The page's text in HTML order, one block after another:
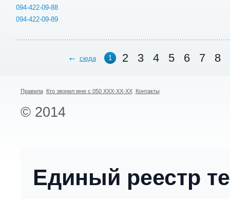
094-422-09-88
094-422-09-89
сюда 1 2 3 4 5 6 7 8
Правила Кто звонил мне с 050 XXX-XX-XX Контакты
© 2014
Единый реестр